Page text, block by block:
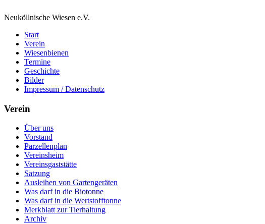
Neuköllnische Wiesen e.V.
Start
Verein
Wiesenbienen
Termine
Geschichte
Bilder
Impressum / Datenschutz
Verein
Über uns
Vorstand
Parzellenplan
Vereinsheim
Vereinsgaststätte
Satzung
Ausleihen von Gartengeräten
Was darf in die Biotonne
Was darf in die Wertstofftonne
Merkblatt zur Tierhaltung
Archiv